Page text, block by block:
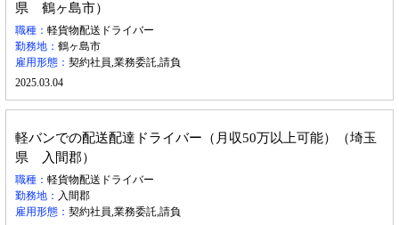
県 鶴ヶ島市）
職種： 軽貨物配送ドライバー
勤務地： 鶴ヶ島市
雇用形態： 契約社員,業務委託,請負
2025.03.04
軽バンでの配送配達ドライバー（月収50万以上可能）（埼玉
県 入間郡）
職種： 軽貨物配送ドライバー
勤務地： 入間郡
雇用形態： 契約社員,業務委託,請負